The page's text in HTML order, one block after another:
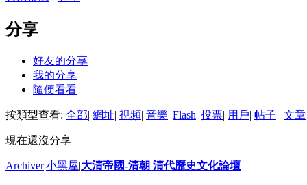
分享
好友的分享
我的分享
隨便看看
按類型查看: 全部| 網址| 視頻| 音樂| Flash| 投票| 用戶| 帖子 | 文章
現在還沒分享
Archiver|小黑屋|大清帝國-清朝 清代歷史文化論壇